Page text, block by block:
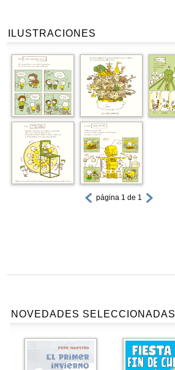
ILUSTRACIONES
página 1 de 1
NOVEDADES SELECCIONADAS